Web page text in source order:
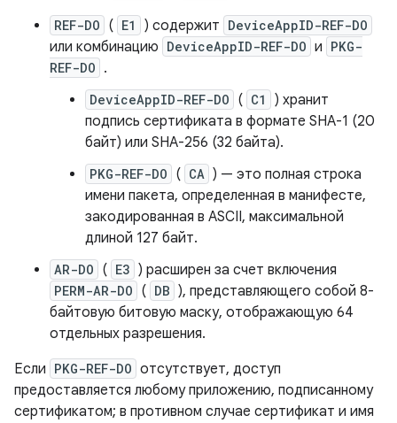
REF-DO ( E1 ) содержит DeviceAppID-REF-DO
или комбинацию DeviceAppID-REF-DO и PKG-
REF-DO .
DeviceAppID-REF-DO ( C1
) хранит
подпись сертификата в формате SHA-1 (20
байт) или SHA-256 (32 байта).
PKG-REF-DO ( CA ) — это полная строка
имени пакета, определенная в манифесте,
закодированная в ASCII, максимальной
длиной 127 байт.
AR-DO ( E3 ) расширен за счет включения
PERM-AR-DO ( DB ), представляющего собой 8-
байтовую битовую маску, отображающую 64
отдельных разрешения.
Если PKG-REF-DO отсутствует, доступ
предоставляется любому приложению, подписанному
сертификатом; в противном случае сертификат и имя